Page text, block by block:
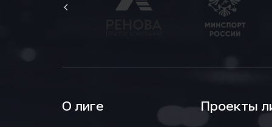
О лиге Проекты